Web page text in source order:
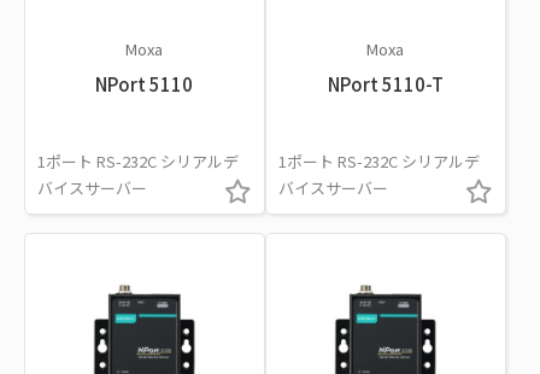
Moxa
NPort 5110
1ポート RS-232C シリアルデ
バイスサーバー
Moxa
NPort 5110-T
1ポート RS-232C シリアルデ
バイスサーバー